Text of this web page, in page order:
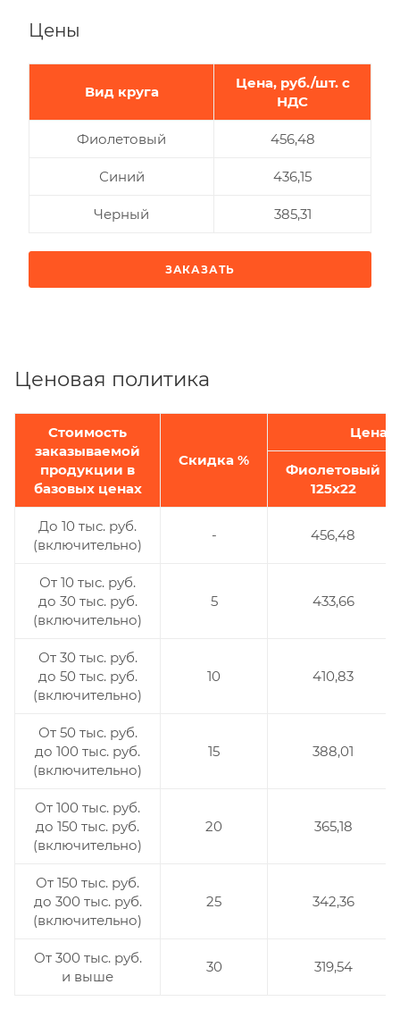
Цены
Вид круга
Цена, руб./шт. с
НДС
Фиолетовый 456,48
Синий 436,15
Черный 385,31
ЗАКАЗАТЬ
Ценовая политика
Стоимость
заказываемой
продукции в
базовых ценах
Скидка %
Цена
Фиолетовый
125х22
До 10 тыс. руб.
(включительно)
- 456,48
От 10 тыс. руб.
до 30 тыс. руб.
(включительно)
5 433,66
От 30 тыс. руб.
до 50 тыс. руб.
(включительно)
10 410,83
От 50 тыс. руб.
до 100 тыс. руб.
(включительно)
15 388,01
От 100 тыс. руб.
до 150 тыс. руб.
(включительно)
20 365,18
От 150 тыс. руб.
до 300 тыс. руб.
(включительно)
25 342,36
От 300 тыс. руб.
и выше
30 319,54